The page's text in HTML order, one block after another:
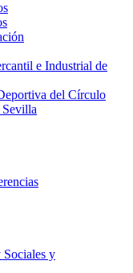
e Industrial de
del Círculo
y